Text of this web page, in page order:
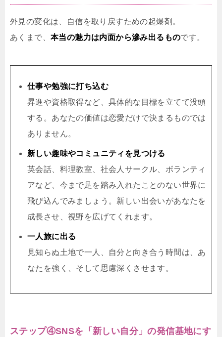
外見の変化は、自信を取り戻すための起爆剤。
あくまで、 本当の魅力は内面から滲み出るものです。
仕事や勉強に打ち込む
昇進や資格取得など、具体的な目標を立てて没頭
する。あなたの価値は恋愛だけで決まるものでは
ありません。
新しい趣味やコミュニティを見つける
英会話、料理教室、社会人サークル、ボランティ
アなど、今まで足を踏み入れたことのない世界に
飛び込んでみましょう。新しい出会いがあなたを
成長させ、視野を広げてくれます。
一人旅に出る
見知らぬ土地で一人、自分と向き合う時間は、あ
なたを強く、そして思慮深くさせます。
ステップ④SNSを「新しい自分」の発信基地にす